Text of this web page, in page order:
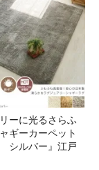
ーに光るさらふ
ギーカーペット
シルバー』江戸